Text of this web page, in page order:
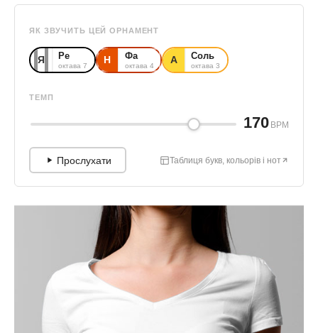
ЯК ЗВУЧИТЬ ЦЕЙ ОРНАМЕНТ
Я Ре
октава 7 Н Фа
октава 4 А Соль
октава 3
ТЕМП
170 BPM
Прослухати Таблиця букв, кольорів і нот